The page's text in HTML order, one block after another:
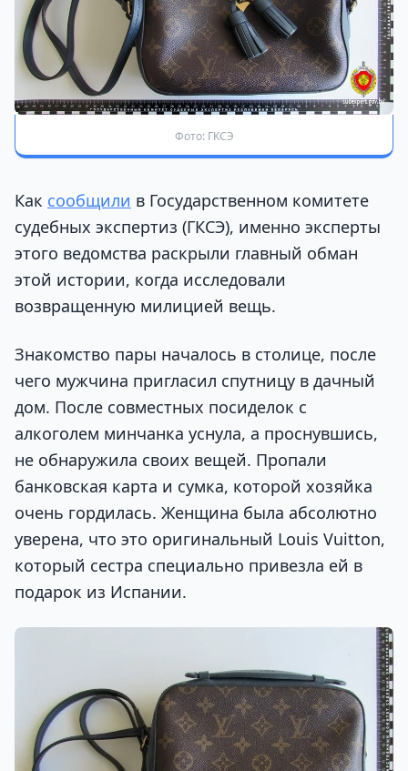
Фото: ГКСЭ
Как сообщили в Государственном комитете
судебных экспертиз (ГКСЭ), именно эксперты
этого ведомства раскрыли главный обман
этой истории, когда исследовали
возвращенную милицией вещь.
Знакомство пары началось в столице, после
чего мужчина пригласил спутницу в дачный
дом. После совместных посиделок с
алкоголем минчанка уснула, а проснувшись,
не обнаружила своих вещей. Пропали
банковская карта и сумка, которой хозяйка
очень гордилась. Женщина была абсолютно
уверена, что это оригинальный Louis Vuitton,
который сестра специально привезла ей в
подарок из Испании.